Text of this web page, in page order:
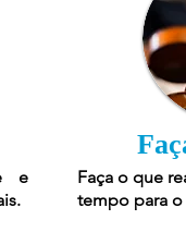
e
Faça o que
tempo para o